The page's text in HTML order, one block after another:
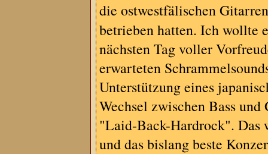
die ostwestfälischen
betrieben hatten. Ich wollte
nächsten Tag voller
erwarteten
Unterstützung eines
Wechsel zwischen Bass
"Laid-Back-Hardrock". Das
und das bislang beste